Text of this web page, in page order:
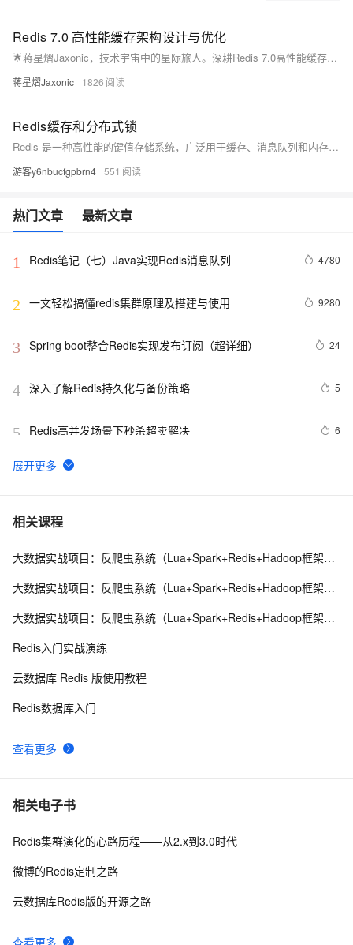
Redis 7.0 高性能缓存架构设计与优化
🌟蒋星熠Jaxonic，技术宇宙中的星际旅人。深耕Redis 7.0高性能缓存架构，探索函数化编程、多层缓存、集群优化与分片消息系统，用代码在二进制星河中谱写极客诗篇。
蒋星熠Jaxonic 1826
Redis缓存和分布式锁
Redis 是一种高性能的键值存储系统，广泛用于缓存、消息队列和内存数据库。其典型应用包括缓解关系型数据库压力，通过缓存热点数据提高查询效率，支持高并发访问。此外，Redis 还可用于实现分布式锁，解决分布式系统中的资源竞争问题。文章还探讨了缓存的更新策略、缓存穿透与雪崩的解决方案，以及 Redlock 算法等关键技术。
游客y6nbucfgpbrn4 551
热门文章 最新文章
1 Redis笔记（七）Java实现Redis消息队列 4780
2 一文轻松搞懂redis集群原理及搭建与使用 9280
3 Spring boot整合Redis实现发布订阅（超详细） 24
4 深入了解Redis持久化与备份策略 5
5 Redis高并发场景下秒杀超卖解决 6
6 Redis安装布隆(Bloom Filter)过滤器
7 Redis：hash类型底层数据结构剖析
8 Redis哨兵集群工作原理及架构部署（八） 11
10缓存工厂之Redis缓存
相关课程
查看更多
大数据实战项目：反爬虫系统（Lua+Spark+Redis+Hadoop框架搭建）第二阶段
大数据实战项目：反爬虫系统（Lua+Spark+Redis+Hadoop框架搭建）第四阶段
大数据实战项目：反爬虫系统（Lua+Spark+Redis+Hadoop框架搭建）第五阶段
Redis入门实战演练
云数据库 Redis 版使用教程
Redis数据库入门
相关电子书
查看更多
Redis集群演化的心路历程——从2.x到3.0时代
微博的Redis定制之路
云数据库Redis版的开源之路